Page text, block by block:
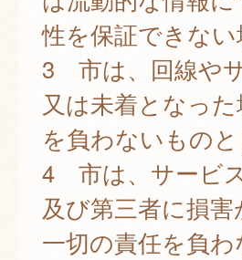
性を保証できな
3 市は、回線や
又は未着となっ
を負わないものと
4 市は、サービ
及び第三者に損
一切の責任を負